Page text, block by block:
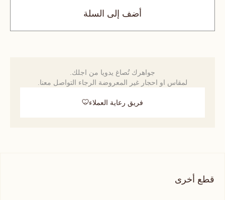
أضف إلى السلة
جواهرك تُصاغ يدويا من اجلك.
لمقاس او احجار غير المعروضة الرجاء التواصل معنا.
فريق رعاية العملاء
قطع أخرى